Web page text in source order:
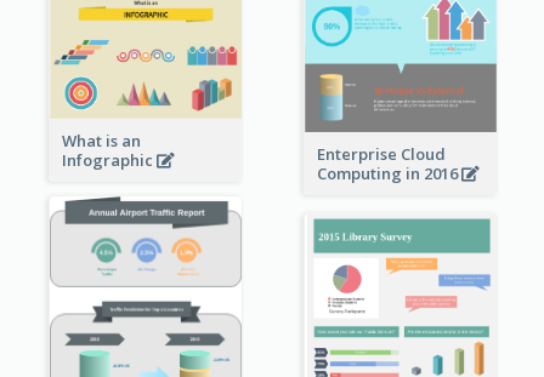
Enterprise Cloud
Computing in 2016
What is an
Infographic